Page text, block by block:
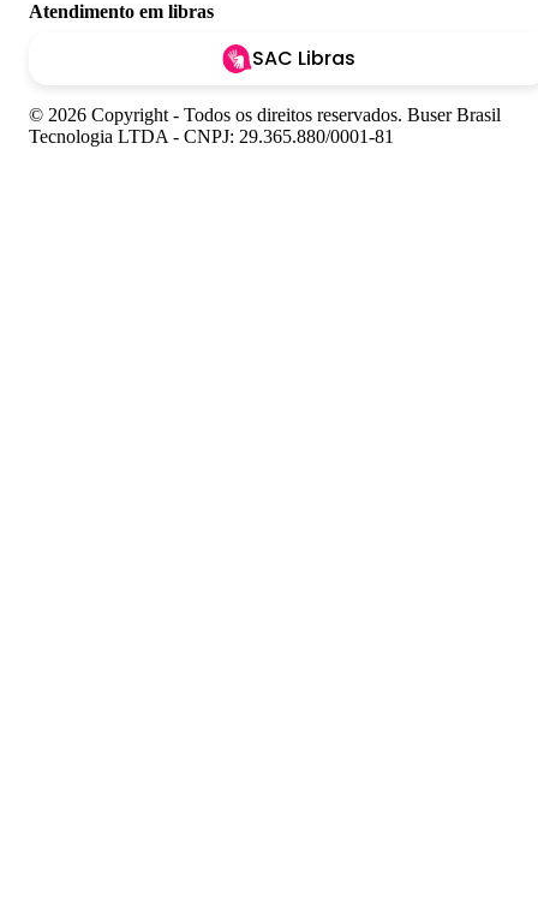
Atendimento em libras
SAC Libras
© 2026 Copyright - Todos os direitos reservados. Buser Brasil
Tecnologia LTDA - CNPJ: 29.365.880/0001-81